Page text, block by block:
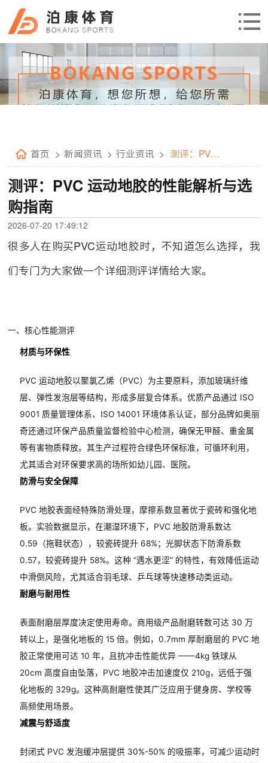
首页 > 新闻资讯 > 行业资讯 >
测评：PVC
运动地胶的
性能解析与
选购指南
测评：PVC 运动地胶的性能解析与选
购指南
2026-07-20 17:49:12
很多人在购买PVC运动地胶时，不知道怎么选择，我
们专门为大家做一个详细测评详情给大家。
一、核心性能测评
材质与环保性
PVC 运动地胶以聚氯乙烯（PVC）为主要原料，添加玻璃纤维
层、弹性发泡层等结构，形成多层复合体系。优质产品通过 ISO
9001 质量管理体系、ISO 14001 环境体系认证，部分品牌如奥丽
奇还通过环保产品质量监督检验中心检测，确保无甲醛、重金属
等有害物质释放。其生产过程符合绿色环保标准，可循环利用，
尤其适合对环保要求高的场所如幼儿园、医院。
防滑与安全保障
PVC 地胶表面经特殊防滑处理，摩擦系数显著优于瓷砖和强化地
板。实验数据显示，在潮湿环境下，PVC 地胶防滑系数达
0.59（拖鞋状态），较瓷砖提升 68%；光脚状态下防滑系数
0.57，较瓷砖提升 58%。这种 “遇水更涩” 的特性，有效降低运动
中滑倒风险，尤其适合羽毛球、乒乓球等快速移动类运动。
耐磨与耐用性
表面耐磨层厚度决定使用寿命。商用级产品耐磨转数可达 30 万
转以上，是强化地板的 15 倍。例如，0.7mm 厚耐磨层的 PVC 地
胶正常使用可达 10 年，且抗冲击性能优异 ——4kg 铁球从
20cm 高度自由坠落，PVC 地胶冲击加速度仅 210g，远低于强
化地板的 329g。这种高耐磨性使其广泛应用于健身房、学校等
高频使用场景。
减震与舒适度
封闭式 PVC 发泡缓冲层提供 30%-50% 的吸振率，可减少运动时